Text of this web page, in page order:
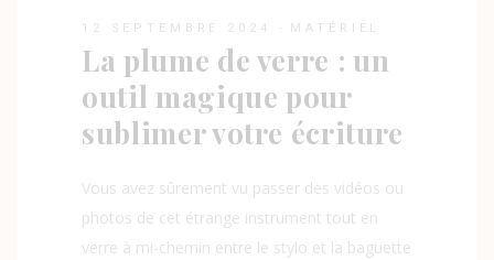
12 SEPTEMBRE 2024 MATÉRIEL
La plume de verre : un
outil magique pour
sublimer votre écriture
Vous avez sûrement vu passer des vidéos ou
photos de cet étrange instrument tout en
verre à mi-chemin entre le stylo et la baguette